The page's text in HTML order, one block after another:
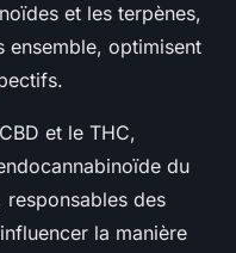
et les terpènes,
ensemble, optimisent
et le THC,
du
des
la manière